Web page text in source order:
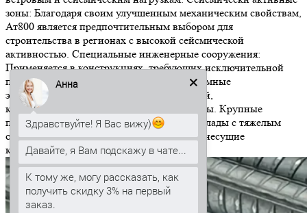
зоны: Благодаря своим улучшенным механическим свойствам,
Ат800 является предпочтительным выбором для
строительства в регионах с высокой сейсмической
активностью. Специальные инженерные сооружения:
Применяется в конструкциях, требующих исключительной
прочности и долговечности, таких как атомные
электростанции, резервуары для жидкостей,
крупногабаритные промышленные объекты. Крупные
промышленные объекты: Цеха, ангары, склады с тяжелым
оборудованием, где необходимы прочные несущие
конструкции.
Анна
Здравствуйте! Я Вас вижу)
Давайте, я Вам подскажу в чате...
К тому же, могу рассказать, как
получить скидку 3% на первый
заказ.